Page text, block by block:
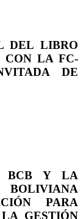
DEL LIBRO
CON LA FC-
DE
BCB Y LA
PARA
GESTIÓN